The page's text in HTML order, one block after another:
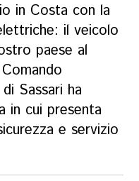
in Costa con la
il veicolo
paese al
Sassari ha
in cui presenta
e servizio